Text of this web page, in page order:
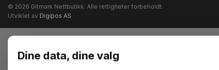
© 2026 Gitmark Nettbutikk. Alle rettigheter forbeholdt.
Utviklet av Digipos AS
Dine data, dine valg